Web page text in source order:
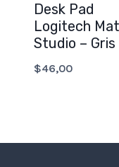
Desk Pad
Logitech Mat
Studio – Gris
$46,00